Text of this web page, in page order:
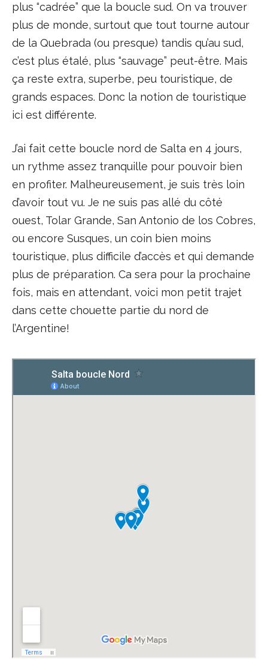
plus “cadrée” que la boucle sud. On va trouver
plus de monde, surtout que tout tourne autour
de la Quebrada (ou presque) tandis qu’au sud,
c’est plus étalé, plus “sauvage” peut-être. Mais
ça reste extra, superbe, peu touristique, de
grands espaces. Donc la notion de touristique
ici est différente.
J’ai fait cette boucle nord de Salta en 4 jours,
un rythme assez tranquille pour pouvoir bien
en profiter. Malheureusement, je suis très loin
d’avoir tout vu. Je ne suis pas allé du côté
ouest, Tolar Grande, San Antonio de los Cobres,
ou encore Susques, un coin bien moins
touristique, plus difficile d’accès et qui demande
plus de préparation. Ca sera pour la prochaine
fois, mais en attendant, voici mon petit trajet
dans cette chouette partie du nord de
l’Argentine!